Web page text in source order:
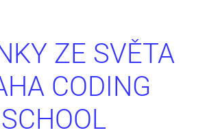
ZE SVĚTA
CODING
SCHOOL